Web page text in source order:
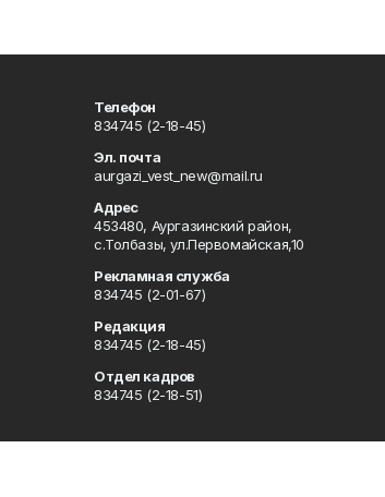
Телефон
834745 (2-18-45)
Эл. почта
aurgazi_vest_new@mail.ru
Адрес
453480, Аургазинский район,
с.Толбазы, ул.Первомайская,10
Рекламная служба
834745 (2-01-67)
Редакция
834745 (2-18-45)
Отдел кадров
834745 (2-18-51)